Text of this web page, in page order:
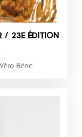
/ 23E ÉDITION
Béné